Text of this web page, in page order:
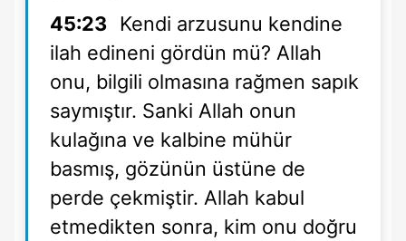
45:23
Kendi arzusunu kendine
ilah edineni gördün mü? Allah
onu, bilgili olmasına rağmen sapık
saymıştır. Sanki Allah onun
kulağına ve kalbine mühür
basmış, gözünün üstüne de
perde çekmiştir. Allah kabul
etmedikten sonra, kim onu doğru